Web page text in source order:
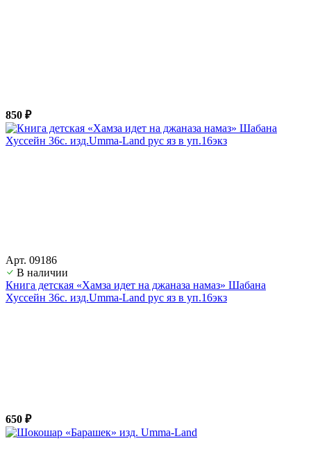
850 ₽
Арт. 09186
В наличии
Книга детская «Хамза идет на джаназа намаз» Шабана
Хуссейн 36с. изд.Umma-Land рус яз в уп.16экз
650 ₽